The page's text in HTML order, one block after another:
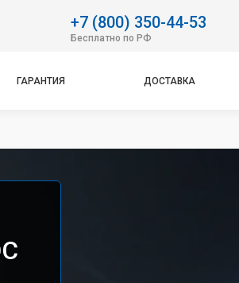
+7 (800) 350-44-53
Бесплатно по РФ
ГАРАНТИЯ ДОСТАВКА